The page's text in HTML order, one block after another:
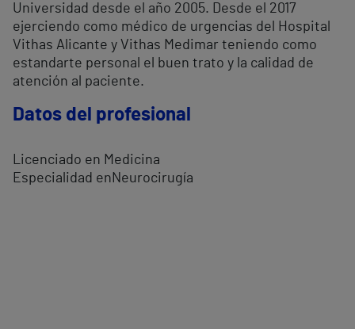
Universidad desde el año 2005. Desde el 2017
ejerciendo como médico de urgencias del Hospital
Vithas Alicante y Vithas Medimar teniendo como
estandarte personal el buen trato y la calidad de
atención al paciente.
Datos del profesional
Licenciado en Medicina
Especialidad enNeurocirugía